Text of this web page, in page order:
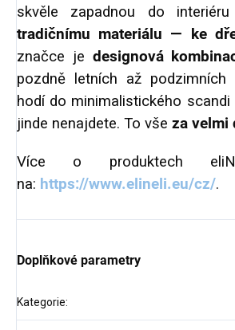
skvěle zapadnou do
tradičnímu materiálu — ke
značce je designová
pozdně letních až podzimních
hodí do minimalistického scandi
jinde nenajdete. To vše za velmi
Více o produktech
na: https://www.elineli.eu/cz/.
Doplňkové parametry
Kategorie: